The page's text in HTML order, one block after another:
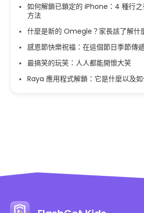
如何解鎖已鎖定的 iPhone：4 種行
方法
什麼是新的 Omegle？家長該了解什
感恩節快樂祝福：在這個節日季節傳
最搞笑的玩笑：人人都能開懷大笑
Raya 應用程式解鎖：它是什麼以及